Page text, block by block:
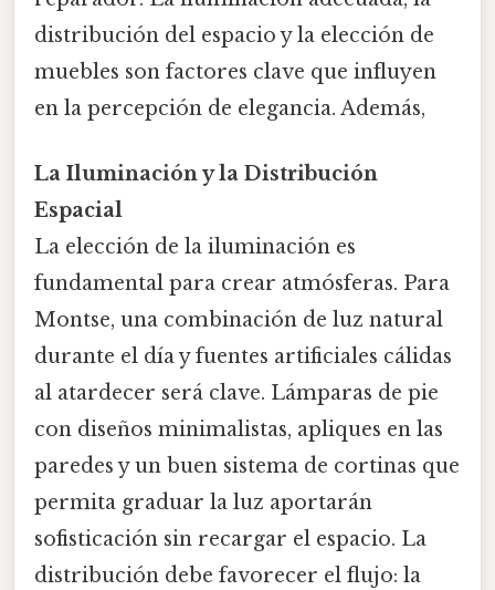
distribución del espacio y la elección de
muebles son factores clave que influyen
en la percepción de elegancia. Además,
La Iluminación y la Distribución
Espacial
La elección de la iluminación es
fundamental para crear atmósferas. Para
Montse, una combinación de luz natural
durante el día y fuentes artificiales cálidas
al atardecer será clave. Lámparas de pie
con diseños minimalistas, apliques en las
paredes y un buen sistema de cortinas que
permita graduar la luz aportarán
sofisticación sin recargar el espacio. La
distribución debe favorecer el flujo: la